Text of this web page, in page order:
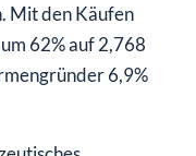
Mit den Käufen
62% auf 2,768
6,9%